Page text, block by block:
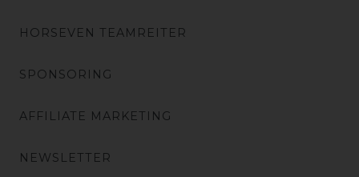
HORSEVEN TEAMREITER
SPONSORING
AFFILIATE MARKETING
NEWSLETTER